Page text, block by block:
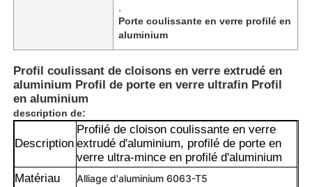
Porte coulissante en verre profilé en
aluminium
Profil coulissant de cloisons en verre extrudé en
aluminium Profil de porte en verre ultrafin Profil
en aluminium
description de:
Description
Profilé de cloison coulissante en verre
extrudé d'aluminium, profilé de porte en
verre ultra-mince en profilé d'aluminium
Matériau
Alliage d'aluminium 6063-T5